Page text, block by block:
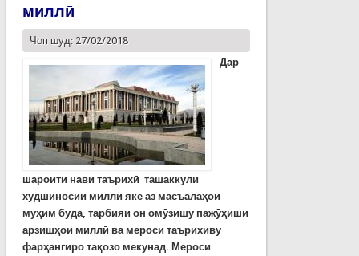
миллӣ
Чоп шуд: 27/02/2018
Дар
шароити нави таърихӣ ташаккули
худшиносии миллӣ яке аз масъалаҳои
муҳим буда, тарбияи он омӯзишу пажӯҳиши
арзишҳои миллӣ ва мероси таърихиву
фарҳангиро тақозо мекунад. Мероси